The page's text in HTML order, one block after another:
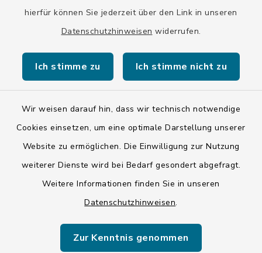
hierfür können Sie jederzeit über den Link in unseren
Datenschutzhinweisen widerrufen.
Ich stimme zu Ich stimme nicht zu
Wir weisen darauf hin, dass wir technisch notwendige
Cookies einsetzen, um eine optimale Darstellung unserer
Website zu ermöglichen. Die Einwilligung zur Nutzung
weiterer Dienste wird bei Bedarf gesondert abgefragt.
Weitere Informationen finden Sie in unseren
Datenschutzhinweisen.
Zur Kenntnis genommen
Kontakt
Barrierefreiheit
Impressum
ISIS 12
Sitemap
Cookie-Einstellungen